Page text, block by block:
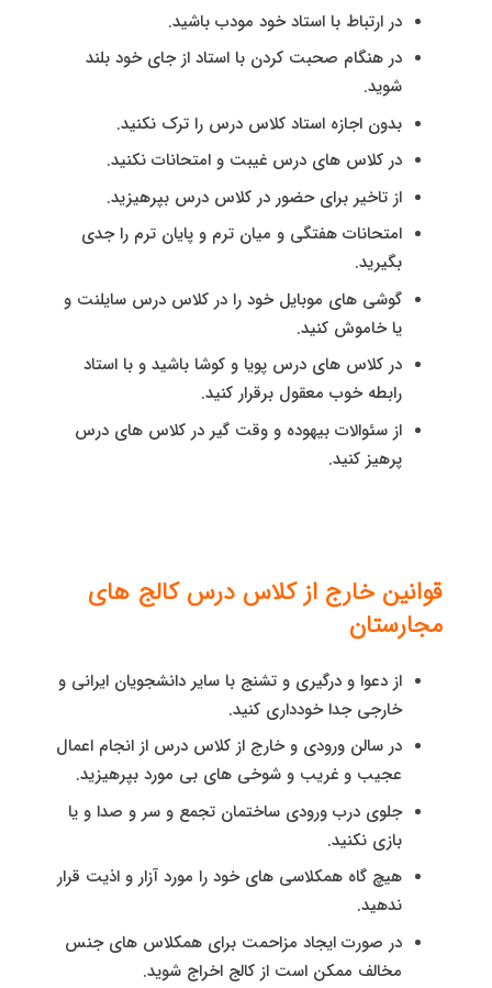
در ارتباط با استاد خود مودب باشید.
در هنگام صحبت کردن با استاد از جای خود بلند
شوید.
بدون اجازه استاد کلاس درس را ترک نکنید.
در کلاس های درس غیبت و امتحانات نکنید.
از تاخیر برای حضور در کلاس درس بپرهیزید.
امتحانات هفتگی و میان ترم و پایان ترم را جدی
بگیرید.
گوشی های موبایل خود را در کلاس درس سایلنت و
یا خاموش کنید.
در کلاس های درس پویا و کوشا باشید و با استاد
رابطه خوب معقول برقرار کنید.
از سئوالات بیهوده و وقت گیر در کلاس های درس
پرهیز کنید.
قوانین خارج از کلاس درس کالج های
مجارستان
از دعوا و درگیری و تشنج با سایر دانشجویان ایرانی و
خارجی جدا خودداری کنید.
در سالن ورودی و خارج از کلاس درس از انجام اعمال
عجیب و غریب و شوخی های بی مورد بپرهیزید.
جلوی درب ورودی ساختمان تجمع و سر و صدا و یا
بازی نکنید.
هیچ گاه همکلاسی های خود را مورد آزار و اذیت قرار
ندهید.
در صورت ایجاد مزاحمت برای همکلاس های جنس
مخالف ممکن است از کالج اخراج شوید.